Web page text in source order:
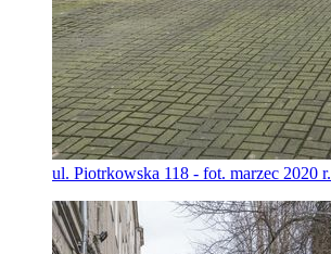
ul. Piotrkowska 118 - fot. marzec 2020 r.